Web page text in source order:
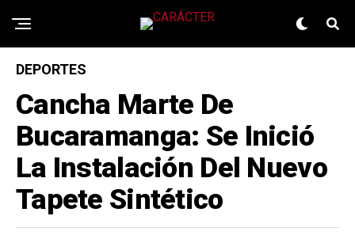
DEPORTES
Cancha Marte De
Bucaramanga: Se Inició
La Instalación Del Nuevo
Tapete Sintético